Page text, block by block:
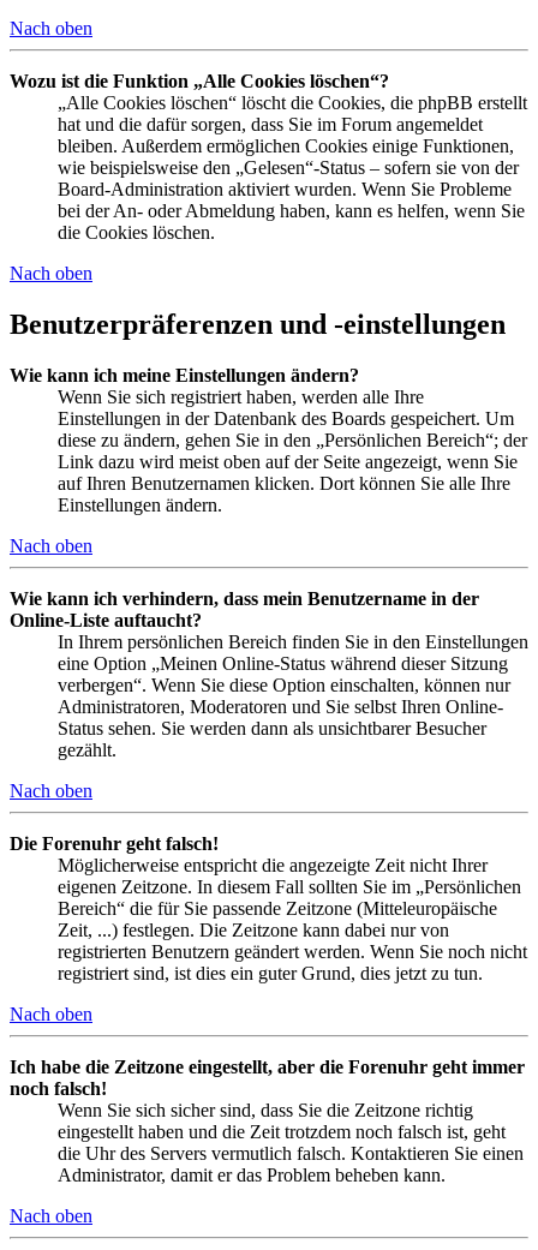
Nach oben
Wozu ist die Funktion „Alle Cookies löschen“?
„Alle Cookies löschen“ löscht die Cookies, die phpBB erstellt
hat und die dafür sorgen, dass Sie im Forum angemeldet
bleiben. Außerdem ermöglichen Cookies einige Funktionen,
wie beispielsweise den „Gelesen“-Status – sofern sie von der
Board-Administration aktiviert wurden. Wenn Sie Probleme
bei der An- oder Abmeldung haben, kann es helfen, wenn Sie
die Cookies löschen.
Nach oben
Benutzerpräferenzen und -einstellungen
Wie kann ich meine Einstellungen ändern?
Wenn Sie sich registriert haben, werden alle Ihre
Einstellungen in der Datenbank des Boards gespeichert. Um
diese zu ändern, gehen Sie in den „Persönlichen Bereich“; der
Link dazu wird meist oben auf der Seite angezeigt, wenn Sie
auf Ihren Benutzernamen klicken. Dort können Sie alle Ihre
Einstellungen ändern.
Nach oben
Wie kann ich verhindern, dass mein Benutzername in der
Online-Liste auftaucht?
In Ihrem persönlichen Bereich finden Sie in den Einstellungen
eine Option „Meinen Online-Status während dieser Sitzung
verbergen“. Wenn Sie diese Option einschalten, können nur
Administratoren, Moderatoren und Sie selbst Ihren Online-
Status sehen. Sie werden dann als unsichtbarer Besucher
gezählt.
Nach oben
Die Forenuhr geht falsch!
Möglicherweise entspricht die angezeigte Zeit nicht Ihrer
eigenen Zeitzone. In diesem Fall sollten Sie im „Persönlichen
Bereich“ die für Sie passende Zeitzone (Mitteleuropäische
Zeit, ...) festlegen. Die Zeitzone kann dabei nur von
registrierten Benutzern geändert werden. Wenn Sie noch nicht
registriert sind, ist dies ein guter Grund, dies jetzt zu tun.
Nach oben
Ich habe die Zeitzone eingestellt, aber die Forenuhr geht immer
noch falsch!
Wenn Sie sich sicher sind, dass Sie die Zeitzone richtig
eingestellt haben und die Zeit trotzdem noch falsch ist, geht
die Uhr des Servers vermutlich falsch. Kontaktieren Sie einen
Administrator, damit er das Problem beheben kann.
Nach oben